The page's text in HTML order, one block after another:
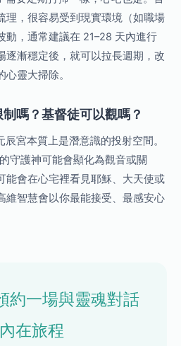
理，很容易受到現實環境（如職場
動，通常建議在 21–28 天內進行
逐漸穩定後，就可以拉長週期，改
靈大掃除。
嗎？基督徒可以觀嗎？
宮本質上是潛意識的投射空間。
守護神可能會顯化為觀音或關
能會在心宅裡看見耶穌、大天使或
維智慧會以你最能接受、最感安心
約一場與靈魂對話
在旅程